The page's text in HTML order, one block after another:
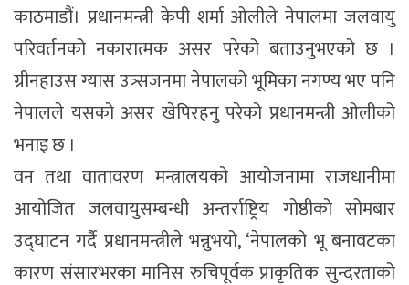
काठमाडौं। प्रधानमन्त्री केपी शर्मा ओलीले नेपालमा जलवायु
परिवर्तनको नकारात्मक असर परेको बताउनुभएको छ ।
ग्रीनहाउस ग्यास उत्र्सजनमा नेपालको भूमिका नगण्य भए पनि
नेपालले यसको असर खेपिरहनु परेको प्रधानमन्त्री ओलीको
भनाइ छ ।
वन तथा वातावरण मन्त्रालयको आयोजनामा राजधानीमा
आयोजित जलवायुसम्बन्धी अन्तर्राष्ट्रिय गोष्ठीको सोमबार
उद्घाटन गर्दै प्रधानमन्त्रीले भन्नुभयो, ‘नेपालको भू बनावटका
कारण संसारभरका मानिस रुचिपूर्वक प्राकृतिक सुन्दरताको